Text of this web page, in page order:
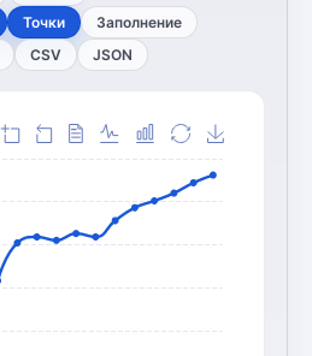
Точки Заполнение
CSV JSON